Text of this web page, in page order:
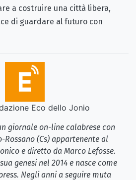
a costruire una città libera,
di guardare al futuro con
Eco dello Jonio
giornale on-line calabrese con
Rossano (Cs) appartenente al
e diretto da Marco Lefosse.
genesi nel 2014 e nasce come
Negli anni a seguire muta